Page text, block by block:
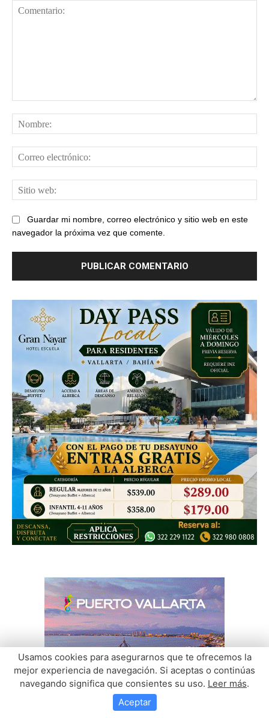
Usamos cookies para asegurarnos que te ofrecemos la
mejor experiencia de navegación. Si aceptas o continúas
navegando significa que consientes su uso. Leer más.
Aceptar